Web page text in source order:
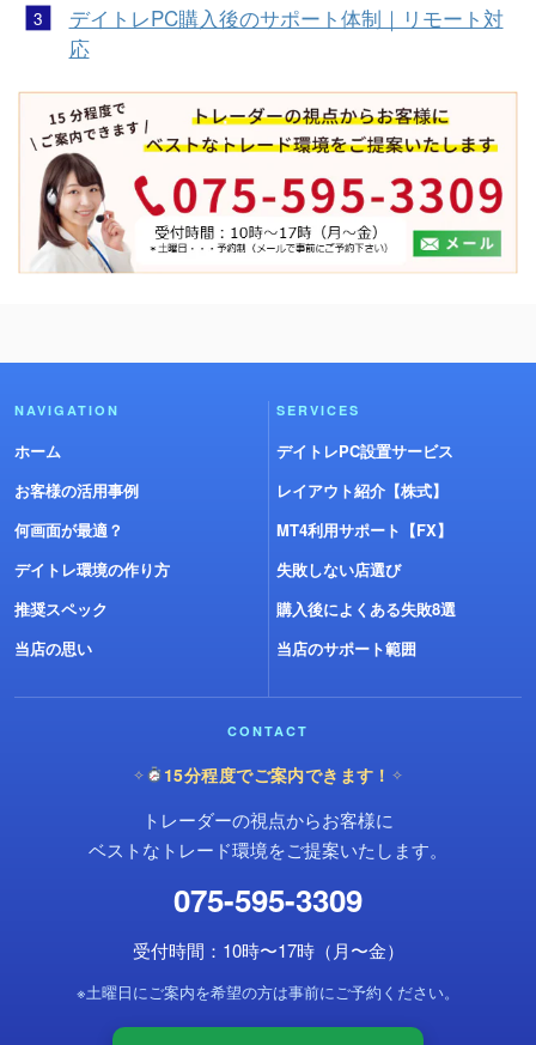
デイトレPC購入後のサポート体制｜リモート対
応
NAVIGATION
ホーム
お客様の活用事例
何画面が最適？
デイトレ環境の作り方
推奨スペック
当店の思い
SERVICES
デイトレPC設置サービス
レイアウト紹介【株式】
MT4利用サポート【FX】
失敗しない店選び
購入後によくある失敗8選
当店のサポート範囲
CONTACT
✧ 15分程度でご案内できます！ ✧
トレーダーの視点からお客様に
ベストなトレード環境をご提案いたします。
075-595-3309
受付時間：10時〜17時（月〜金）
※土曜日にご案内を希望の方は事前にご予約ください。